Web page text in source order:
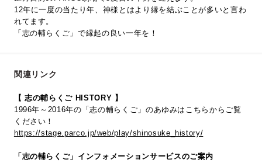
12年に一度の当たり年、神様とはより縁を結ぶことが多いと言わ
れてます。
「志の輔らくご」で縁起の良い一年を！
関連リンク
【 志の輔らくご HISTORY 】
1996年～2016年の「志の輔らくご」のあゆみはこちらからご覧
ください！
https://stage.parco.jp/web/play/shinosuke_history/
「志の輔らくご」インフォメーションサービスのご案内